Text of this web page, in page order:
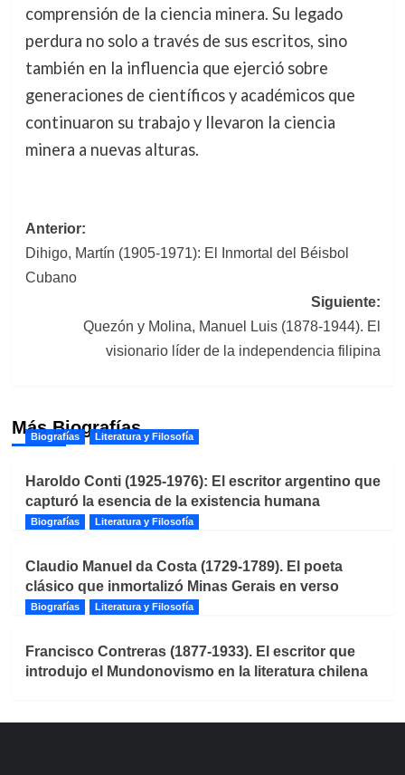
comprensión de la ciencia minera. Su legado
perdura no solo a través de sus escritos, sino
también en la influencia que ejerció sobre
generaciones de científicos y académicos que
continuaron su trabajo y llevaron la ciencia
minera a nuevas alturas.
Navegación
de
Anterior:
Dihigo, Martín (1905-1971): El Inmortal del Béisbol
Cubano
Siguiente:
Quezón y Molina, Manuel Luis (1878-1944). El
visionario líder de la independencia filipina
Más Biografías
Biografías Literatura y Filosofía
Haroldo Conti (1925-1976): El escritor argentino que
capturó la esencia de la existencia humana
Biografías Literatura y Filosofía
Claudio Manuel da Costa (1729-1789). El poeta
clásico que inmortalizó Minas Gerais en verso
Biografías Literatura y Filosofía
Francisco Contreras (1877-1933). El escritor que
introdujo el Mundonovismo en la literatura chilena